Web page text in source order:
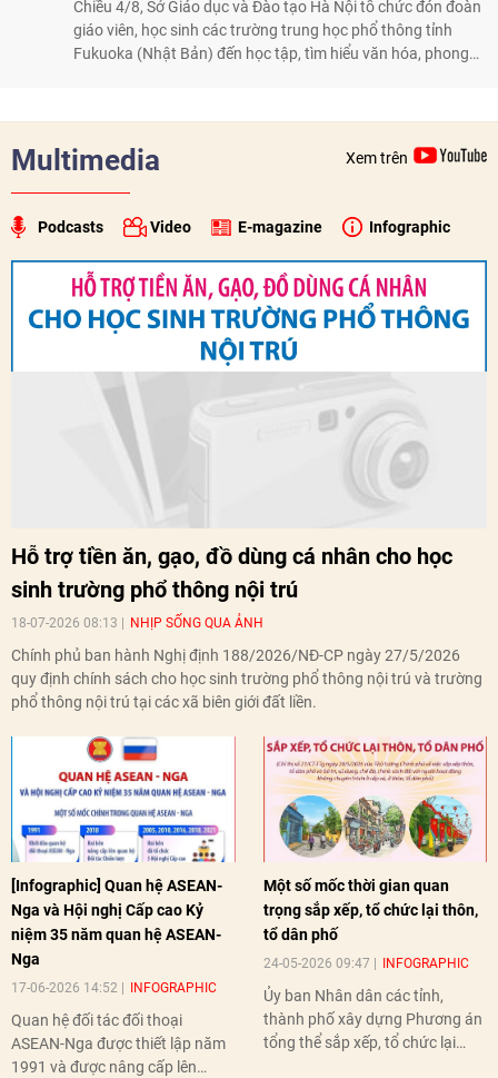
Chiều 4/8, Sở Giáo dục và Đào tạo Hà Nội tổ chức đón đoàn
giáo viên, học sinh các trường trung học phổ thông tỉnh
Fukuoka (Nhật Bản) đến học tập, tìm hiểu văn hóa, phong
Multimedia Xem trên
Podcasts Video E-magazine Infographic
Hỗ trợ tiền ăn, gạo, đồ dùng cá nhân cho học
sinh trường phổ thông nội trú
18-07-2026 08:13 NHỊP SỐNG QUA ẢNH
Chính phủ ban hành Nghị định 188/2026/NĐ-CP ngày 27/5/2026
quy định chính sách cho học sinh trường phổ thông nội trú và trường
phổ thông nội trú tại các xã biên giới đất liền.
[Infographic] Quan hệ ASEAN-
Nga và Hội nghị Cấp cao Kỷ
niệm 35 năm quan hệ ASEAN-
Nga
17-06-2026 14:52 INFOGRAPHIC
Quan hệ đối tác đối thoại
ASEAN-Nga được thiết lập năm
1991 và được nâng cấp lên
Một số mốc thời gian quan
trọng sắp xếp, tổ chức lại thôn,
tổ dân phố
24-05-2026 09:47 INFOGRAPHIC
Ủy ban Nhân dân các tỉnh,
thành phố xây dựng Phương án
tổng thể sắp xếp, tổ chức lại